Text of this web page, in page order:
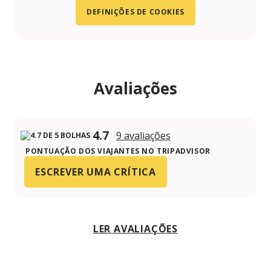
DEFINIÇÕES DE COOKIES
Avaliações
4.7 9 avaliações
PONTUAÇÃO DOS VIAJANTES NO TRIPADVISOR
ESCREVER UMA CRÍTICA
LER AVALIAÇÕES